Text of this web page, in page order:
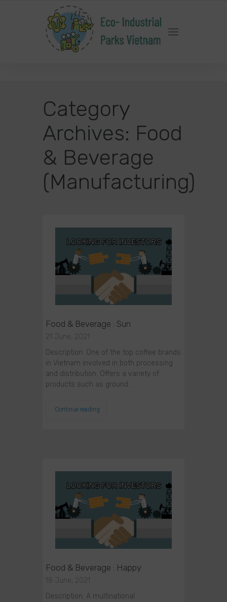
SMARTENERGY
Category
Archives: Food
& Beverage
(Manufacturing)
Food & Beverage : Sun
21 June, 2021
Description: One of the top coffee brands
in Vietnam involved in both processing
and distribution. Offers a variety of
products such as ground…
Continue reading
Food & Beverage : Happy
18 June, 2021
Description: A multinational